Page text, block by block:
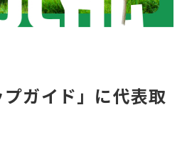
ガイド」に代表取